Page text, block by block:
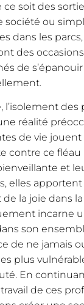
ce soit des
société ou
dans les
des
de
l’isolement des
réalité
de vie
contre ce fléau
et
elles
de la joie dans
incarne
son
de ne jamais
plus
En
de ces